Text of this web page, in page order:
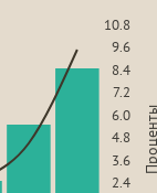
2.4
3.6
4.8
6.0
7.2
8.4
9.6
10.8